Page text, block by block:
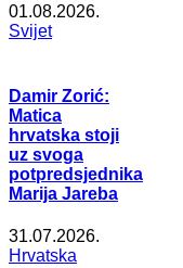
01.08.2026.
Svijet
Damir Zorić:
Matica
hrvatska stoji
uz svoga
potpredsjednika
Marija Jareba
31.07.2026.
Hrvatska